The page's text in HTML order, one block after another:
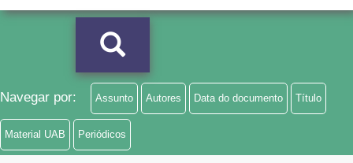
Navegar por: Assunto Autores Data do documento Título
Material UAB Periódicos